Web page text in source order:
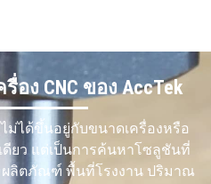
สำหรับชิ้น
ส่วนขนาด
เล็กที่มี
ความ
แม่นยำสูง
มากกว่า
สำหรับการ
สลักพื้นผิว
เรียบอย่าง
รวดเร็วใน
ปริมาณมาก
อง CNC ของ AccTek
ไม่ได้ขึ้นอยู่กับขนาดเครื่องหรือ
ดียว แต่เป็นการค้นหาโซลูชันที่
ผลิตภัณฑ์ พื้นที่โรงงาน ปริมาณ